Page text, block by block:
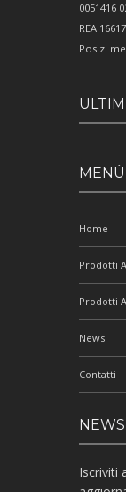
0051416
REA
Posiz.
MENÙ
Home
Prodotti
Prodotti
News
Contatti
Iscriviti